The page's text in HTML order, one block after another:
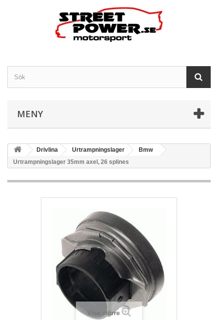
MENY
Drivlina Urtrampningslager
Bmw
Urtrampningslager 35mm axel, 26 splines
Visa större